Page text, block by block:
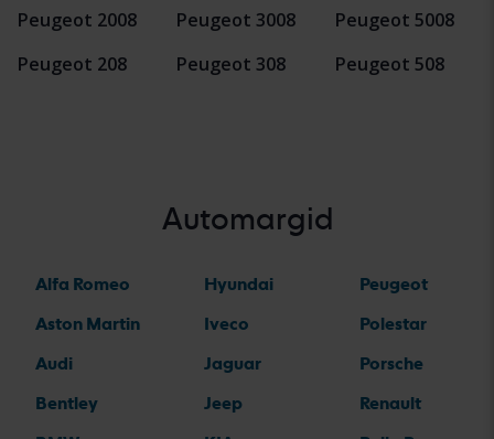
Peugeot 2008
Peugeot 208
Peugeot 3008
Peugeot 308
Peugeot 5008
Peugeot 508
Automargid
Alfa Romeo
Aston Martin
Audi
Bentley
Hyundai
Iveco
Jaguar
Jeep
Peugeot
Polestar
Porsche
Renault